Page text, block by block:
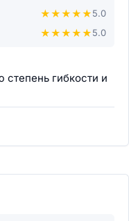
★★★★★5.0
★★★★★5.0
степень гибкости и